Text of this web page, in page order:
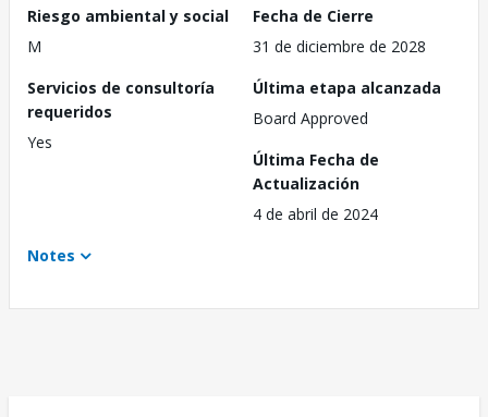
Riesgo ambiental y social
M
Fecha de Cierre
31 de diciembre de 2028
Servicios de consultoría
requeridos
Yes
Última etapa alcanzada
Board Approved
Última Fecha de
Actualización
4 de abril de 2024
Notes